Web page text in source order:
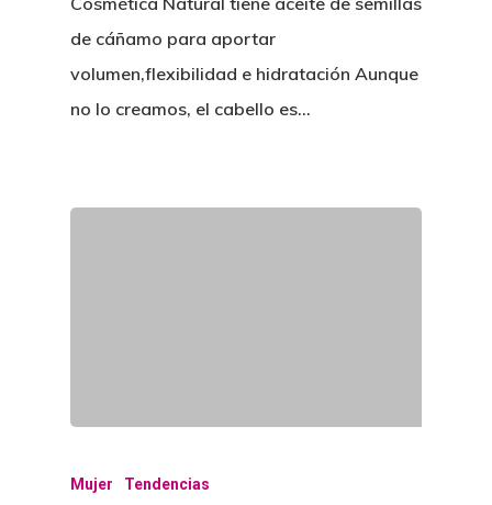
de cáñamo para aportar
volumen,flexibilidad e hidratación Aunque
no lo creamos, el cabello es…
Mujer Tendencias